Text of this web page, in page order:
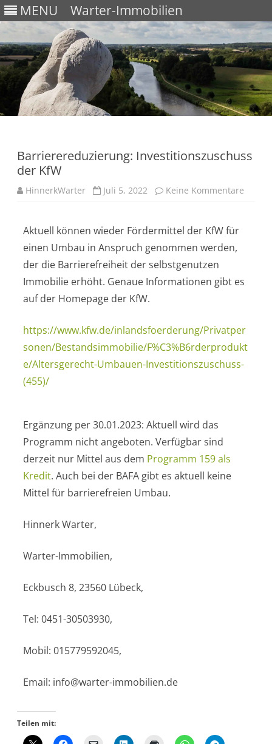
MENU Warter-Immobilien
Barrierereduzierung: Investitionszuschuss
der KfW
HinnerkWarter Juli 5, 2022 Keine Kommentare
Aktuell können wieder Fördermittel der KfW für
einen Umbau in Anspruch genommen werden,
der die Barrierefreiheit der selbstgenutzen
Immobilie erhöht. Genaue Informationen gibt es
auf der Homepage der KfW.
https://www.kfw.de/inlandsfoerderung/Privatper
sonen/Bestandsimmobilie/F%C3%B6rderprodukt
e/Altersgerecht-Umbauen-Investitionszuschuss-
(455)/
Ergänzung per 30.01.2023: Aktuell wird das
Programm nicht angeboten. Verfügbar sind
derzeit nur Mittel aus dem Programm 159 als
Kredit. Auch bei der BAFA gibt es aktuell keine
Mittel für barrierefreien Umbau.
Hinnerk Warter,
Warter-Immobilien,
Eckbusch 8, 23560 Lübeck,
Tel: 0451-30503930,
Mobil: 015779592045,
Email: info@warter-immobilien.de
Teilen mit: